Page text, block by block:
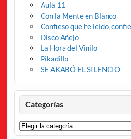
Aula 11
Con la Mente en Blanco
Confieso que he leído,
Disco Añejo
La Hora del Vinilo
Pikadillo
SE AKABÓ EL SILENCIO
Categorías
Categorías